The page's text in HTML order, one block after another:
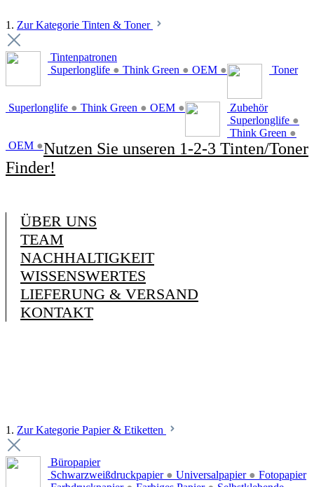
1. Zur Kategorie Tinten & Toner
Tintenpatronen
Superlonglife ● Think Green ● OEM ● Toner
Superlonglife ● Think Green ● OEM ●
Zubehör
Superlonglife ●
Think Green ●
OEM ●Nutzen Sie unseren 1-2-3 Tinten/Toner
Finder!
ÜBER UNS
TEAM
NACHHALTIGKEIT
WISSENSWERTES
LIEFERUNG & VERSAND
KONTAKT
1. Zur Kategorie Papier & Etiketten
Büropapier
Schwarzweißdruckpapier ● Universalpapier ● Fotopapier